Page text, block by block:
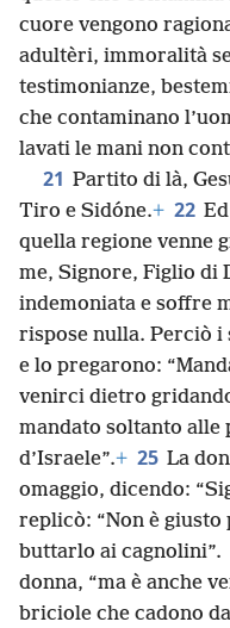
cuore vengono
adultèri, immoralità
testimonianze,
che contaminano
lavati le mani non
21 Partito di là,
Tiro e Sidóne.+ 22
quella regione venne
me, Signore, Figlio di
indemoniata e soffre
rispose nulla. Perciò
e lo pregarono:
venirci dietro
mandato soltanto alle
d’Israele”.+ 25 La
omaggio, dicendo:
replicò: “Non è
buttarlo ai cagnolini”.
donna, “ma è anche
briciole che cadono